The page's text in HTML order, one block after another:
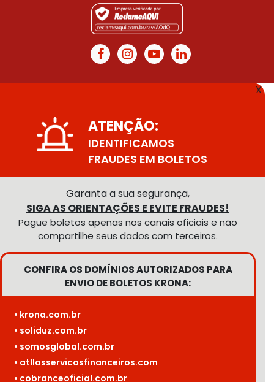
X
ATENÇÃO:
IDENTIFICAMOS
FRAUDES EM BOLETOS
Garanta a sua segurança,
SIGA AS ORIENTAÇÕES E EVITE FRAUDES!
Pague boletos apenas nos canais oficiais e não
compartilhe seus dados com terceiros.
CONFIRA OS DOMÍNIOS AUTORIZADOS PARA
ENVIO DE BOLETOS KRONA:
• krona.com.br
• soliduz.com.br
• somosglobal.com.br
• atllasservicosfinanceiros.com
• cobranceoficial.com.br